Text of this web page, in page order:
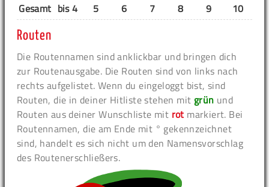
Gesamt bis 4 5 6 7 8 9 10
Routen
Die Routennamen sind anklickbar und bringen dich
zur Routenausgabe. Die Routen sind von links nach
rechts aufgelistet. Wenn du eingeloggt bist, sind
Routen, die in deiner Hitliste stehen mit grün und
Routen aus deiner Wunschliste mit rot markiert. Bei
Routennamen, die am Ende mit ° gekennzeichnet
sind, handelt es sich nicht um den Namensvorschlag
des Routenerschließers.